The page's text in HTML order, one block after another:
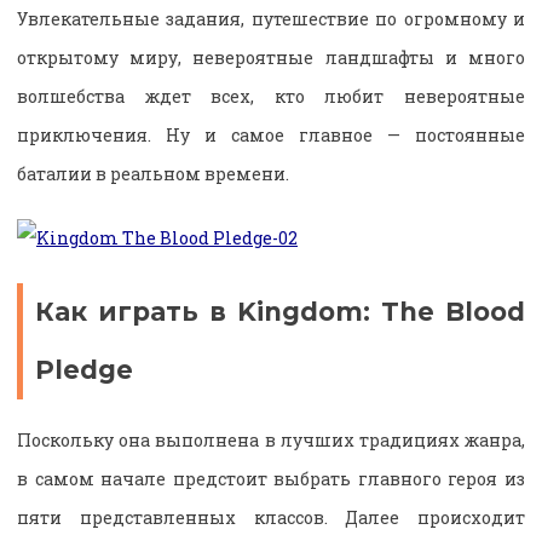
Увлекательные задания, путешествие по огромному и
открытому миру, невероятные ландшафты и много
волшебства ждет всех, кто любит невероятные
приключения. Ну и самое главное — постоянные
баталии в реальном времени.
Как играть в Kingdom: The Blood
Pledge
Поскольку она выполнена в лучших традициях жанра,
в самом начале предстоит выбрать главного героя из
пяти представленных классов. Далее происходит